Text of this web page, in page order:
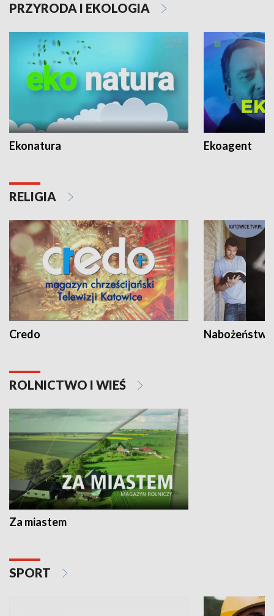
PRZYRODA I EKOLOGIA
Ekonatura Ekoagent
RELIGIA
Credo
ROLNICTWO I WIEŚ
Za miastem
SPORT